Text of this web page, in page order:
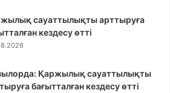
сауаттылықты арттыруға
кездесу өтті
Қаржылық сауаттылықты
бағытталған кездесу өтті